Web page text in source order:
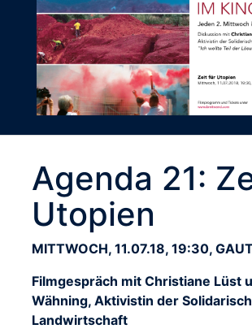
Agenda 21:
Utopien
MITTWOCH, 11.07.18, 19:30,
Filmgespräch mit Christiane Lüst
Wähning, Aktivistin der
Landwirtschaft